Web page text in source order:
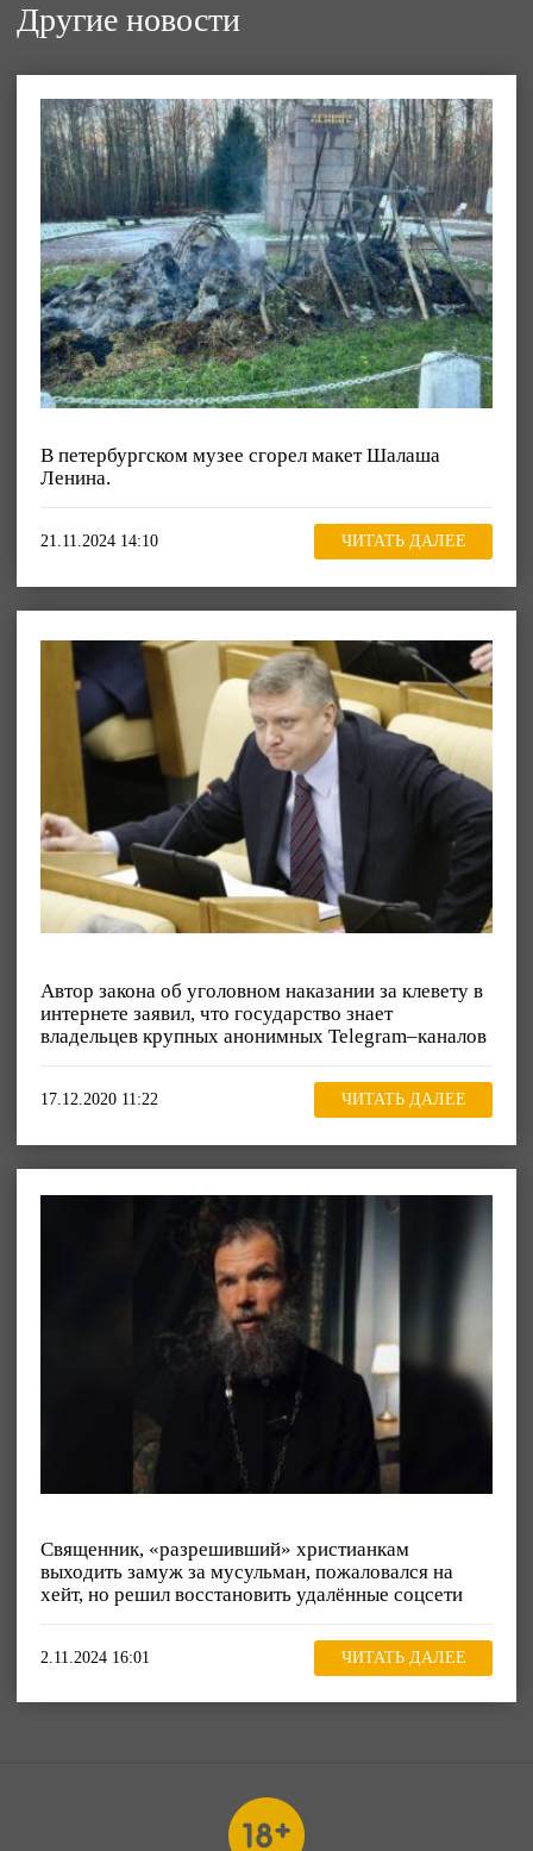
Другие новости
В петербургском музее сгорел макет Шалаша
Ленина.
21.11.2024 14:10 ЧИТАТЬ ДАЛЕЕ
Автор закона об уголовном наказании за клевету в
интернете заявил, что государство знает
владельцев крупных анонимных Telegram–каналов
17.12.2020 11:22 ЧИТАТЬ ДАЛЕЕ
Священник, «разрешивший» христианкам
выходить замуж за мусульман, пожаловался на
хейт, но решил восстановить удалённые соцсети
2.11.2024 16:01 ЧИТАТЬ ДАЛЕЕ